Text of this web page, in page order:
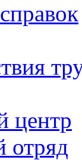
центр
отряд